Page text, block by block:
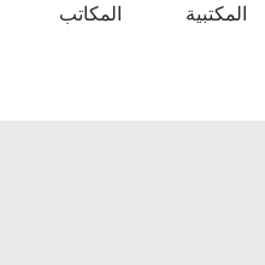
المكتبية
المكاتب